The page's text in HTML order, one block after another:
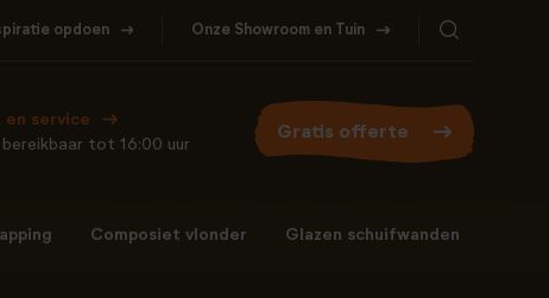
opdoen Onze Showroom en Tuin
service
bereikbaar tot 16:00 uur
Gratis offerte
Composiet vlonder Glazen schuifwanden